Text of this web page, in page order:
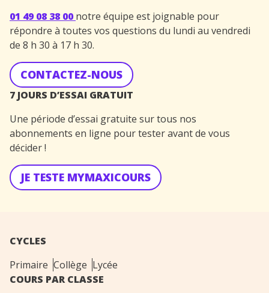
01 49 08 38 00 notre équipe est joignable pour
répondre à toutes vos questions du lundi au vendredi
de 8 h 30 à 17 h 30.
CONTACTEZ-NOUS
7 JOURS D’ESSAI GRATUIT
Une période d’essai gratuite sur tous nos
abonnements en ligne pour tester avant de vous
décider !
JE TESTE MYMAXICOURS
CYCLES
Primaire Collège Lycée
COURS PAR CLASSE